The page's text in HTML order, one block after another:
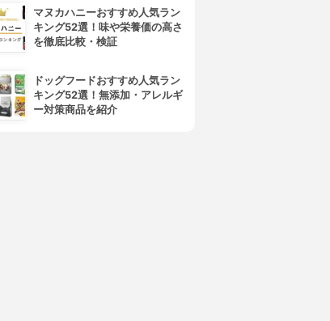
マヌカハニーおすすめ人気ラン
キング52選！味や栄養価の高さ
を徹底比較・検証
ドッグフードおすすめ人気ラン
キング52選！無添加・アレルギ
ー対策商品を紹介